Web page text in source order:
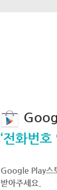
‘전화번
Google Play스
받아주세요.